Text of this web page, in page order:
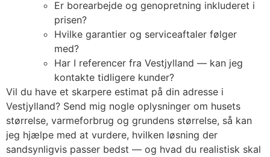
Er borearbejde og genopretning inkluderet i
prisen?
Hvilke garantier og serviceaftaler følger
med?
Har I referencer fra Vestjylland — kan jeg
kontakte tidligere kunder?
Vil du have et skarpere estimat på din adresse i
Vestjylland? Send mig nogle oplysninger om husets
størrelse, varmeforbrug og grundens størrelse, så kan
jeg hjælpe med at vurdere, hvilken løsning der
sandsynligvis passer bedst — og hvad du realistisk skal